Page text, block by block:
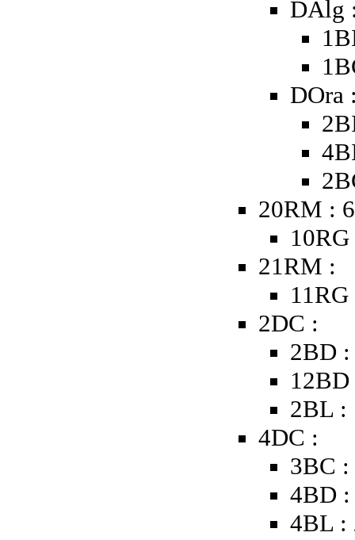
DAlg
DOra
20RM :
21RM :
2DC :
2BD
2BL :
4DC :
3BC :
4BD :
4BL :